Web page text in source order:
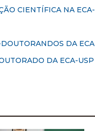
CIENTÍFICA NA
DA
DA ECA-USP